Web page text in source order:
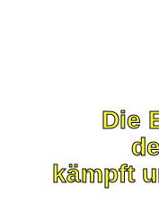
Die
kämpft